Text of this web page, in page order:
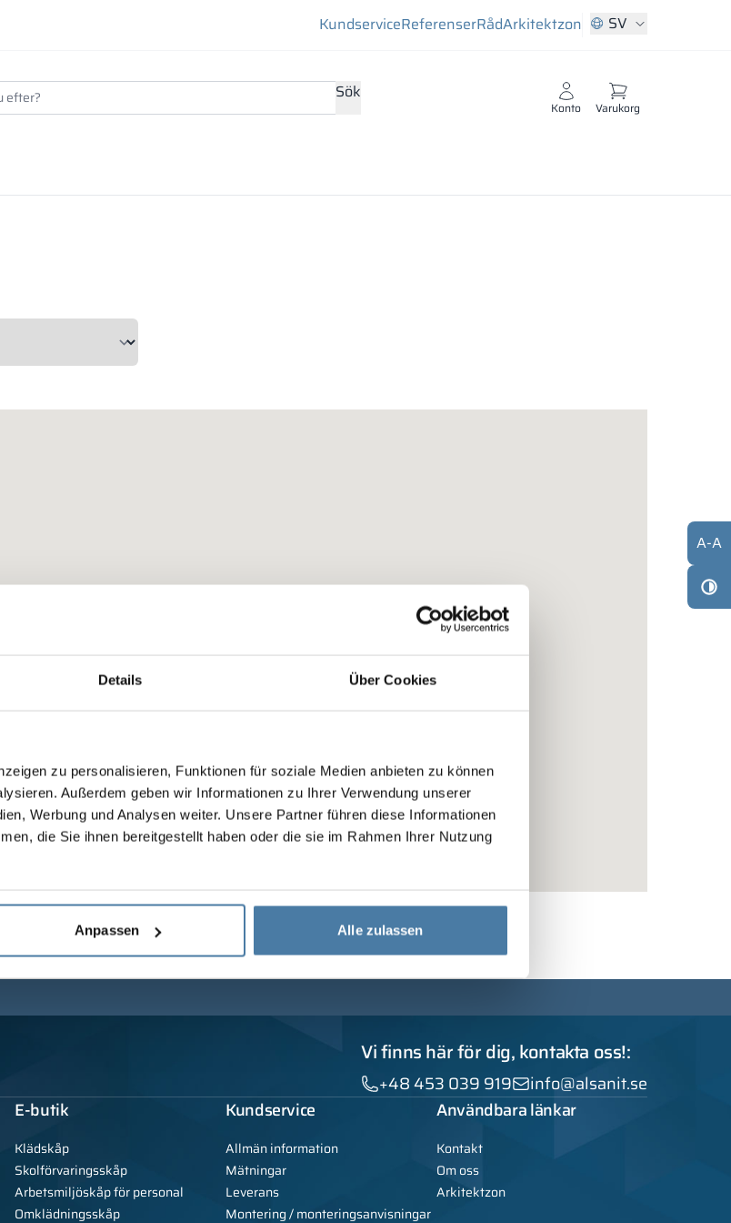
Details Über Cookies
zu personalisieren, Funktionen für soziale Medien anbieten zu können
Außerdem geben wir Informationen zu Ihrer Verwendung unserer
Werbung und Analysen weiter. Unsere Partner führen diese Informationen
die Sie ihnen bereitgestellt haben oder die sie im Rahmen Ihrer Nutzung
Anpassen Alle zulassen
KundserviceReferenserRådArkitektzon SV
Sök
Konto Varukorg
Vi finns här för dig, kontakta oss!:
+48 453 039 919
info@alsanit.se
E-butik
Klädskåp
Skolförvaringsskåp
Arbetsmiljöskåp för personal
Omklädningsskåp
Kundservice
Allmän information
Mätningar
Leverans
Montering / monteringsanvisningar
Användbara länkar
Kontakt
Om oss
Arkitektzon
A-A